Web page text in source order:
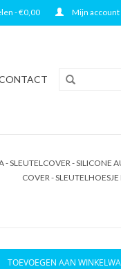
- €0,00 Mijn
SLEUTELCOVER - SILICONE
COVER -
TOEVOEGEN AAN